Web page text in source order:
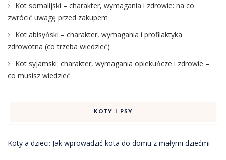
Kot somalijski – charakter, wymagania i zdrowie: na co
zwrócić uwagę przed zakupem
Kot abisyński – charakter, wymagania i profilaktyka
zdrowotna (co trzeba wiedzieć)
Kot syjamski: charakter, wymagania opiekuńcze i zdrowie –
co musisz wiedzieć
KOTY I PSY
Koty a dzieci: Jak wprowadzić kota do domu z małymi dziećmi